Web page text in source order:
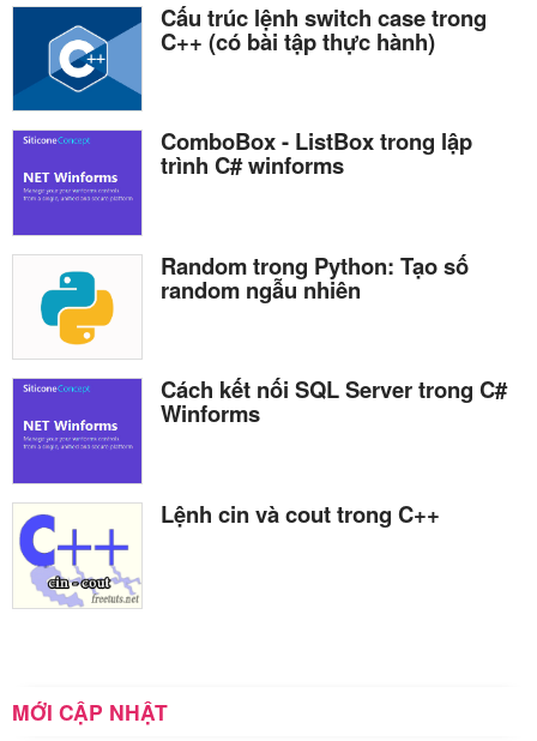
Cấu trúc lệnh switch case trong
C++ (có bài tập thực hành)
ComboBox - ListBox trong lập
trình C# winforms
Random trong Python: Tạo số
random ngẫu nhiên
Cách kết nối SQL Server trong C#
Winforms
Lệnh cin và cout trong C++
MỚI CẬP NHẬT